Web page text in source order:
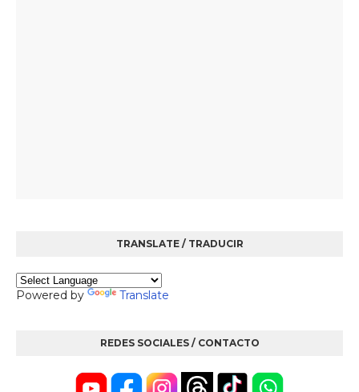
TRANSLATE / TRADUCIR
Powered by Translate
REDES SOCIALES / CONTACTO